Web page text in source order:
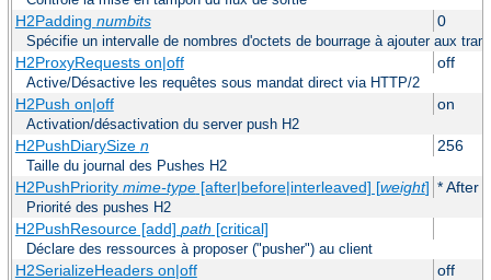
H2Padding numbits 0
Spécifie un intervalle de nombres d'octets de bourrage à ajouter aux
H2ProxyRequests on|off off
Active/Désactive les requêtes sous mandat direct via HTTP/2
H2Push on|off on
Activation/désactivation du server push H2
H2PushDiarySize n 256
Taille du journal des Pushes H2
H2PushPriority mime-type[after|before|interleaved] [weight] * After
Priorité des pushes H2
H2PushResource [add] path [critical]
Déclare des ressources à proposer ("pusher") au client
H2SerializeHeaders on|off off